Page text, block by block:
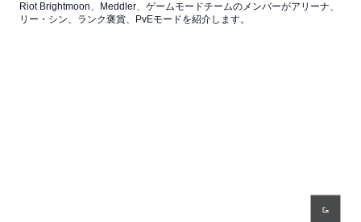
Riot Brightmoon、Meddler、ゲームモードチームのメンバーがアリーナ、
リー・シン、ランク褒賞、PvEモードを紹介します。